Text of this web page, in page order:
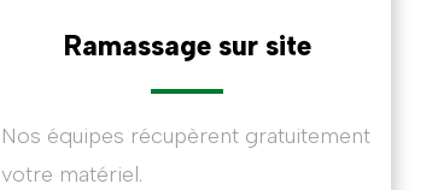
Ramassage sur site
Nos équipes récupèrent gratuitement
votre matériel.